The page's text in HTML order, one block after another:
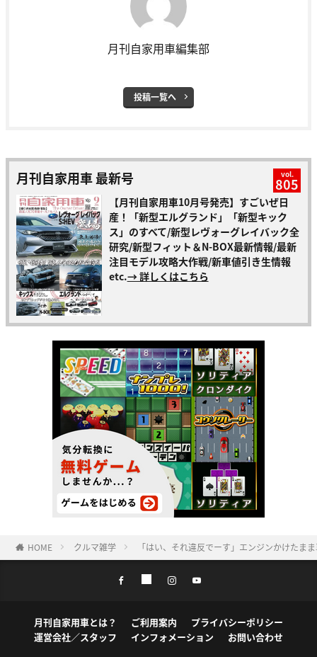
月刊自家用車編集部
投稿一覧へ
月刊自家用車 最新号 vol.
805
【月刊自家用車10月号発売】すごいぜ日
産！「新型エルグランド」「新型キック
ス」のすべて/新型レヴォーグレイバック全
研究/新型フィット＆N-BOX最新情報/最新
注目モデル攻略大作戦/新車値引き生情報
etc.→ 詳しくはこちら
HOME クルマ雑学 「はい、それ違反でーす」エンジンかけたま
月刊自家用車とは？ ご利用案内
プライバシーポリシー
運営会社／スタッフ
インフォメーション お問い合わせ